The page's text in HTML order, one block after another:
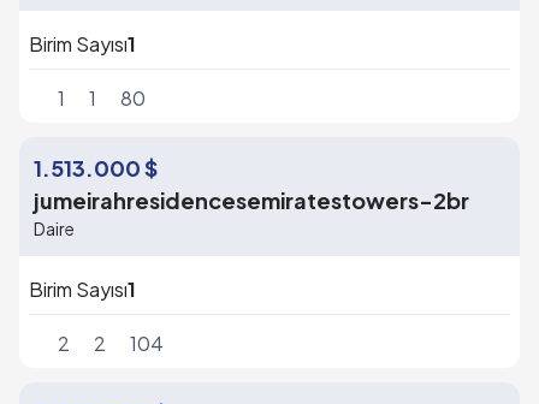
Birim Sayısı1
1 1 80
1.513.000 $
jumeirahresidencesemiratestowers-2br
Daire
Birim Sayısı1
2 2 104